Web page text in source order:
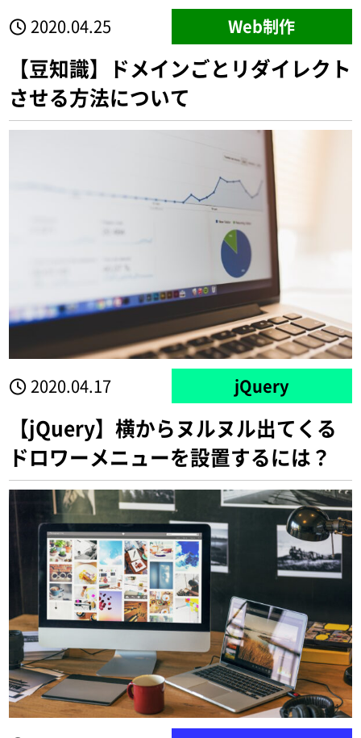
2020.04.25 Web制作
【豆知識】ドメインごとリダイレクト
させる方法について
2020.04.17 jQuery
【jQuery】横からヌルヌル出てくる
ドロワーメニューを設置するには？